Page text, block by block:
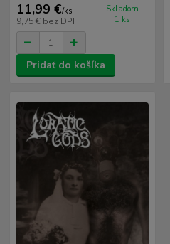
11,99 €/ks
9,75 € bez DPH
Skladom
1 ks
Pridať do košíka